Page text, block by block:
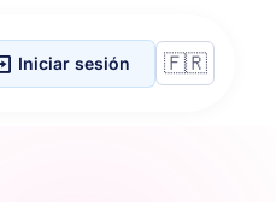
Iniciar sesión